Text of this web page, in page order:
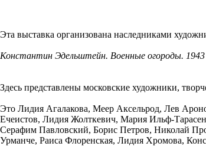
Эта выставка организована наследниками
Константин Эдельштейн. Военные огороды. 1943
Здесь представлены московские художники,
Это Лидия Агалакова, Меер Аксельрод, Лев
Ечеистов, Лидия Жолткевич, Мария Ильф-
Серафим Павловский, Борис Петров, Николай
Урманче, Раиса Флоренская, Лидия Хромова,